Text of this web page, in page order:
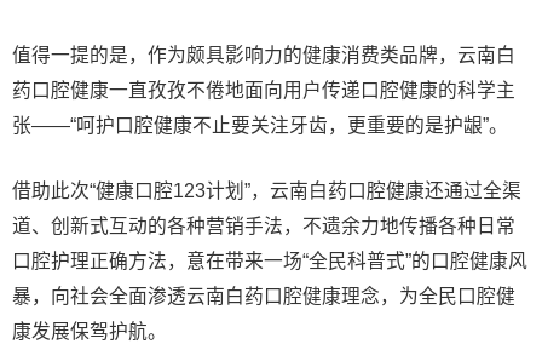
值得一提的是，作为颇具影响力的健康消费类品牌，云南白
药口腔健康一直孜孜不倦地面向用户传递口腔健康的科学主
张——“呵护口腔健康不止要关注牙齿，更重要的是护龈”。
借助此次“健康口腔123计划”，云南白药口腔健康还通过全渠
道、创新式互动的各种营销手法，不遗余力地传播各种日常
口腔护理正确方法，意在带来一场“全民科普式”的口腔健康风
暴，向社会全面渗透云南白药口腔健康理念，为全民口腔健
康发展保驾护航。